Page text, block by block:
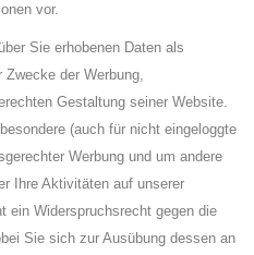
vor.
Sie erhobenen Daten als
der Werbung,
Gestaltung seiner Website.
(auch für nicht eingeloggte
Werbung und um andere
Ihre Aktivitäten auf unserer
ein Widerspruchsrecht gegen die
Sie sich zur Ausübung dessen an